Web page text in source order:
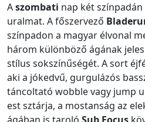
Aszombati nap két színpadán
uralmat. A főszervező
színpadon a magyar élvonal
három különböző ágának
stílus sokszínűségét. A sort
aki a jókedvű, gurgulázós
táncoltató wobble vagy jump
est sztárja, a mostanság az